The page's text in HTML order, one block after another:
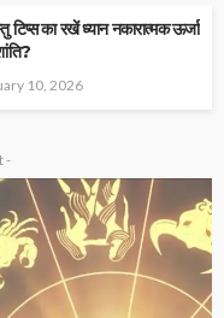
टिप्स का रखें ध्यान नकारात्मक ऊर्जा
10, 2026
-